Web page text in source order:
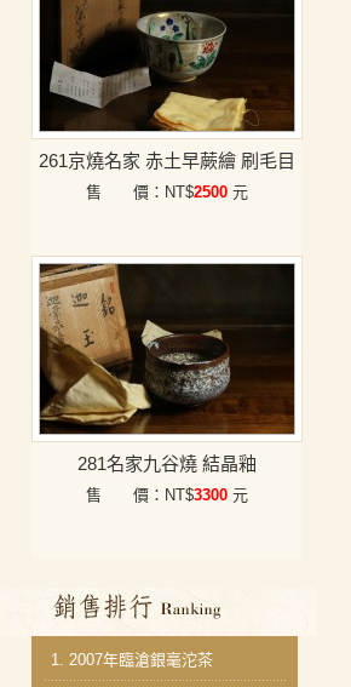
261京燒名家 赤土早蕨繪 刷毛目
售 價：NT$2500 元
281名家九谷燒 結晶釉
售 價：NT$3300 元
銷售排行
1. 2007年臨滄銀毫沱茶